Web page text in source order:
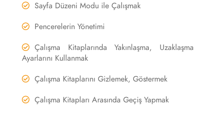
Sayfa Düzeni Modu ile Çalışmak
Pencerelerin Yönetimi
Çalışma Kitaplarında Yakınlaşma, Uzaklaşma
Ayarlarını Kullanmak
Çalışma Kitaplarını Gizlemek, Göstermek
Çalışma Kitapları Arasında Geçiş Yapmak